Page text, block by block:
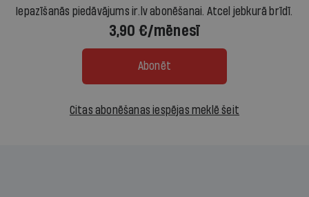
Iepazīšanās piedāvājums ir.lv abonēšanai. Atcel jebkurā brīdī.
3,90 €/mēnesī
Abonēt
Citas abonēšanas iespējas meklē šeit